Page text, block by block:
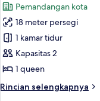
foto
untuk
Dependance
not
hotel
City
Pemandangan kota
18 meter persegi
1 kamar tidur
Kapasitas 2
1 queen
Rincian selengkapnya
Rincian